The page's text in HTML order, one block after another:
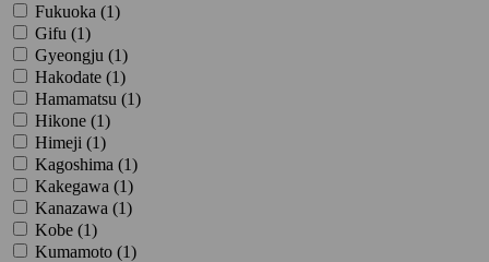
Fukuoka (1)
Gifu (1)
Gyeongju (1)
Hakodate (1)
Hamamatsu (1)
Hikone (1)
Himeji (1)
Kagoshima (1)
Kakegawa (1)
Kanazawa (1)
Kobe (1)
Kumamoto (1)